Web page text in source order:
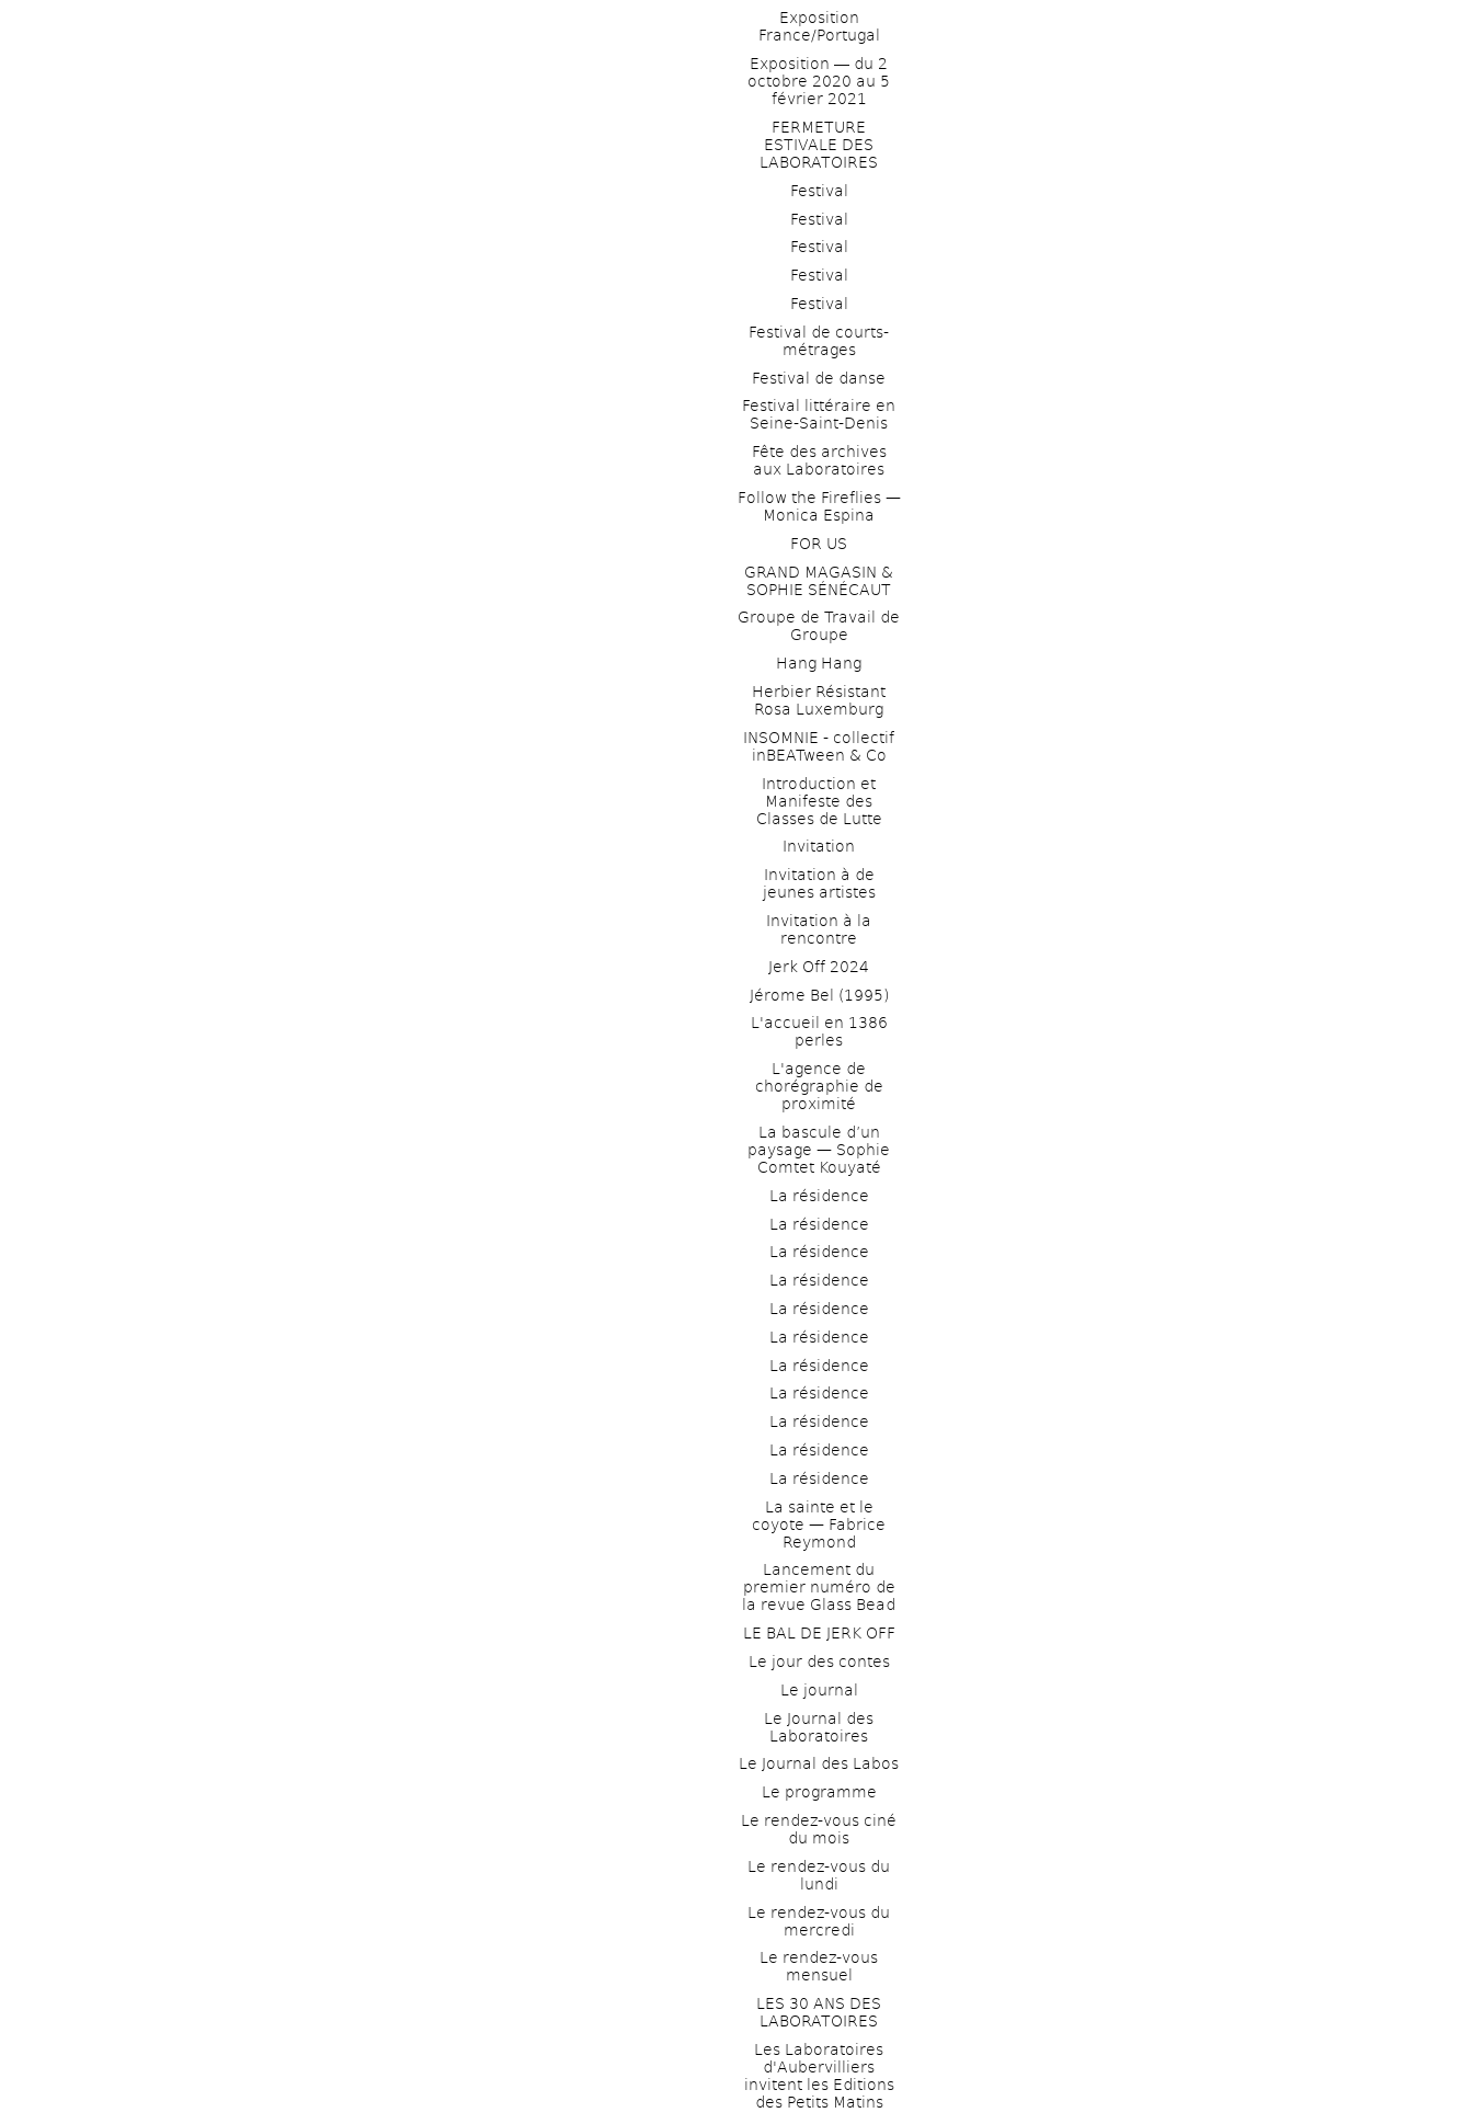
Exposition
France/Portugal
Exposition ― du 2
octobre 2020 au 5
février 2021
FERMETURE
ESTIVALE DES
LABORATOIRES
Festival
Festival
Festival
Festival
Festival
Festival de courts-
métrages
Festival de danse
Festival littéraire en
Seine-Saint-Denis
Fête des archives
aux Laboratoires
Follow the Fireflies —
Monica Espina
FOR US
GRAND MAGASIN &
SOPHIE SÉNÉCAUT
Groupe de Travail de
Groupe
Hang Hang
Herbier Résistant
Rosa Luxemburg
INSOMNIE - collectif
inBEATween & Co
Introduction et
Manifeste des
Classes de Lutte
Invitation
Invitation à de
jeunes artistes
Invitation à la
rencontre
Jerk Off 2024
Jérome Bel (1995)
L'accueil en 1386
perles
L'agence de
chorégraphie de
proximité
La bascule d’un
paysage — Sophie
Comtet Kouyaté
La résidence
La résidence
La résidence
La résidence
La résidence
La résidence
La résidence
La résidence
La résidence
La résidence
La résidence
La sainte et le
coyote — Fabrice
Reymond
Lancement du
premier numéro de
la revue Glass Bead
LE BAL DE JERK OFF
Le jour des contes
Le journal
Le Journal des
Laboratoires
Le Journal des Labos
Le programme
Le rendez-vous ciné
du mois
Le rendez-vous du
lundi
Le rendez-vous du
mercredi
Le rendez-vous
mensuel
LES 30 ANS DES
LABORATOIRES
Les Laboratoires
d'Aubervilliers
invitent les Editions
des Petits Matins